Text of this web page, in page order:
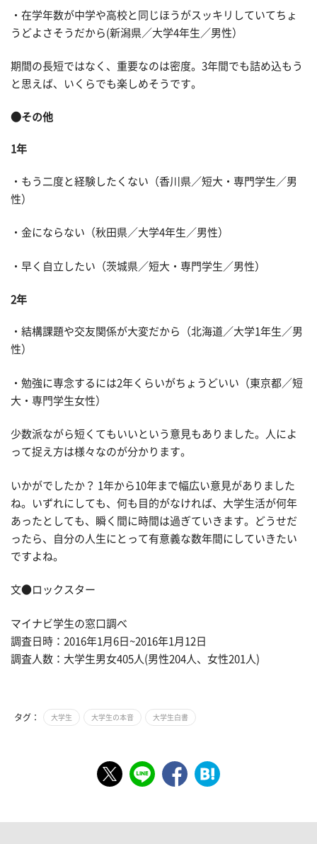
・在学年数が中学や高校と同じほうがスッキリしていてちょ
うどよさそうだから(新潟県／大学4年生／男性）
期間の長短ではなく、重要なのは密度。3年間でも詰め込もう
と思えば、いくらでも楽しめそうです。
●その他
1年
・もう二度と経験したくない（香川県／短大・専門学生／男
性）
・金にならない（秋田県／大学4年生／男性）
・早く自立したい（茨城県／短大・専門学生／男性）
2年
・結構課題や交友関係が大変だから（北海道／大学1年生／男
性）
・勉強に専念するには2年くらいがちょうどいい（東京都／短
大・専門学生女性）
少数派ながら短くてもいいという意見もありました。人によ
って捉え方は様々なのが分かります。
いかがでしたか？ 1年から10年まで幅広い意見がありました
ね。いずれにしても、何も目的がなければ、大学生活が何年
あったとしても、瞬く間に時間は過ぎていきます。どうせだ
ったら、自分の人生にとって有意義な数年間にしていきたい
ですよね。
文●ロックスター
マイナビ学生の窓口調べ
調査日時：2016年1月6日~2016年1月12日
調査人数：大学生男女405人(男性204人、女性201人)
タグ： 大学生 大学生の本音 大学生白書